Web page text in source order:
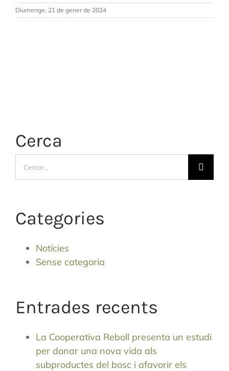
Diumenge, 21 de gener de 2024
Cerca
Categories
Notícies
Sense categoria
Entrades recents
La Cooperativa Reboll presenta un estudi
per donar una nova vida als
subproductes del bosc i afavorir els